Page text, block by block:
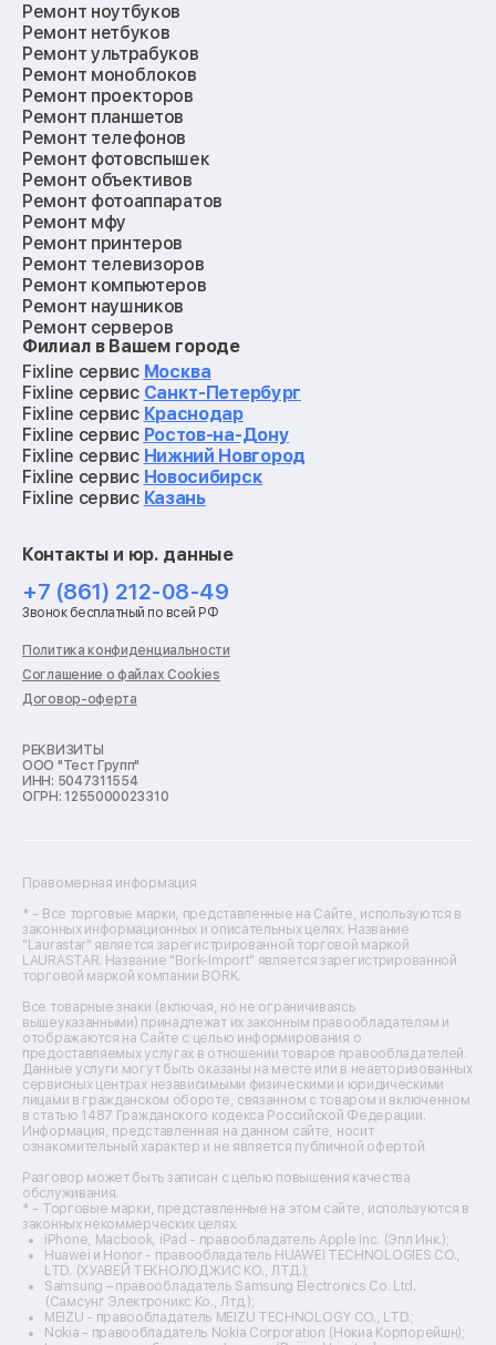
Ремонт ноутбуков
Ремонт нетбуков
Ремонт ультрабуков
Ремонт моноблоков
Ремонт проекторов
Ремонт планшетов
Ремонт телефонов
Ремонт фотовспышек
Ремонт объективов
Ремонт фотоаппаратов
Ремонт мфу
Ремонт принтеров
Ремонт телевизоров
Ремонт компьютеров
Ремонт наушников
Ремонт серверов
Ремонт мониторов
Ремонт квадрокоптеров
Ремонт электросамокатов
Ремонт материнских плат
Ремонт видеокарт
Ремонт кофемашин
Ремонт vr систем
Ремонт игровых приставок
Ремонт роботов-пылесосов
Ремонт холодильников
Ремонт стиральных машин
Ремонт пылесосов
Ремонт варочных панелей
Ремонт духовых шкафов
Ремонт кондиционеров
Ремонт кухонных комбайнов
Ремонт морозильных камер
Ремонт отпаривателей
Ремонт плоттеров
Ремонт фенов
Ремонт цифровых биноклей
Ремонт тепловизоров
Ремонт массажных кресел
Ремонт водонагревателей
Ремонт вытяжек
Ремонт источников бесперебойного питания
Ремонт пароварок
Ремонт микшерных пультов
Ремонт dj-пультов
Ремонт кухонных плит
Ремонт стедикамов
Ремонт оптических прицелов
Ремонт электровелосипедов
Ремонт видеокамер
Ремонт эхолотов
Ремонт 3d-принтеров
Ремонт прицелов ночного видения
Ремонт винных шкафов
Ремонт выпрямителей
Ремонт сушилок для рук
Ремонт дальномеров
Ремонт снегоуборщиков
Филиал в Вашем городе
Fixline сервис Москва
Fixline сервис Санкт-Петербург
Fixline сервис Краснодар
Fixline сервис Ростов-на-Дону
Fixline сервис Нижний Новгород
Fixline сервис Новосибирск
Fixline сервис Казань
Контакты и юр. данные
+7 (861) 212-08-49
Звонок бесплатный по всей РФ
Политика конфиденциальности
Соглашение о файлах Cookies
Договор-оферта
РЕКВИЗИТЫ
ООО "Тест Групп"
ИНН: 5047311554
ОГРН: 1255000023310
Правомерная информация
* - Все торговые марки, представленные на Сайте, используются в
законных информационных и описательных целях. Название
"Laurastar" является зарегистрированной торговой маркой
LAURASTAR. Название "Bork-Import" является зарегистрированной
торговой маркой компании BORK.
Все товарные знаки (включая, но не ограничиваясь
вышеуказанными) принадлежат их законным правообладателям и
отображаются на Сайте с целью информирования о
предоставляемых услугах в отношении товаров правообладателей.
Данные услуги могут быть оказаны на месте или в неавторизованных
сервисных центрах независимыми физическими и юридическими
лицами в гражданском обороте, связанном с товаром и включенном
в статью 1487 Гражданского кодекса Российской Федерации.
Информация, представленная на данном сайте, носит
ознакомительный характер и не является публичной офертой.
Разговор может быть записан с целью повышения качества
обслуживания.
* - Торговые марки, представленные на этом сайте, используются в
законных некоммерческих целях.
iPhone, Macbook, iPad - правообладатель Apple Inc. (Эпл Инк.);
Huawei и Honor - правообладатель HUAWEI TECHNOLOGIES CO.,
LTD. (ХУАВЕЙ ТЕКНОЛОДЖИС КО., ЛТД.);
Samsung – правообладатель Samsung Electronics Co. Ltd.
(Самсунг Электроникс Ко., Лтд.);
MEIZU - правообладатель MEIZU TECHNOLOGY CO., LTD.;
Nokia - правообладатель Nokia Corporation (Нокиа Корпорейшн);